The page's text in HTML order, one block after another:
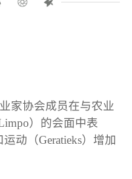
家协会成员在与农业
）的会面中表
动（Geratieks）增加